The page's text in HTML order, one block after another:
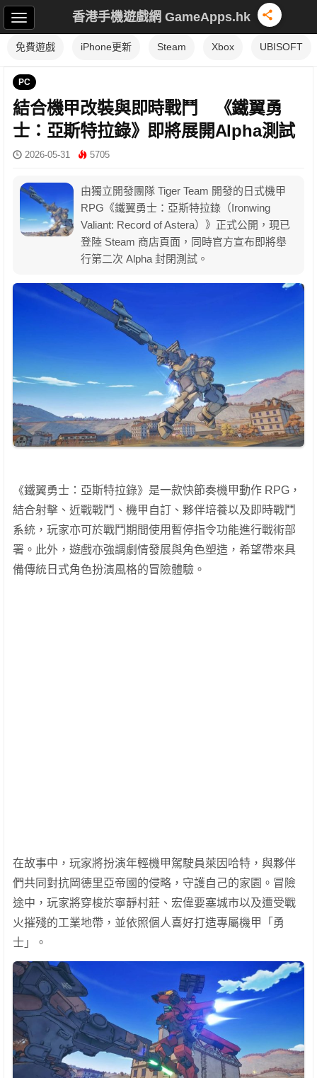
香港手機遊戲網 GameApps.hk
免費遊戲 iPhone更新 Steam Xbox UBISOFT
PC
結合機甲改裝與即時戰鬥 《鐵翼勇
士：亞斯特拉錄》即將展開Alpha測試
2026-05-31 5705
由獨立開發團隊 Tiger Team 開發的日式機甲
RPG《鐵翼勇士：亞斯特拉錄（Ironwing
Valiant: Record of Astera）》正式公開，現已
登陸 Steam 商店頁面，同時官方宣布即將舉
行第二次 Alpha 封閉測試。
《鐵翼勇士：亞斯特拉錄》是一款快節奏機甲動作 RPG，
結合射擊、近戰戰鬥、機甲自訂、夥伴培養以及即時戰鬥
系統，玩家亦可於戰鬥期間使用暫停指令功能進行戰術部
署。此外，遊戲亦強調劇情發展與角色塑造，希望帶來具
備傳統日式角色扮演風格的冒險體驗。
在故事中，玩家將扮演年輕機甲駕駛員萊因哈特，與夥伴
們共同對抗岡德里亞帝國的侵略，守護自己的家園。冒險
途中，玩家將穿梭於寧靜村莊、宏偉要塞城市以及遭受戰
火摧殘的工業地帶，並依照個人喜好打造專屬機甲「勇
士」。